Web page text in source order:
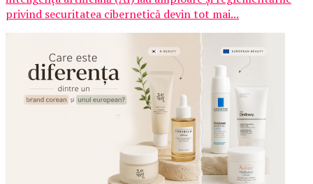
privind securitatea cibernetică devin tot mai...